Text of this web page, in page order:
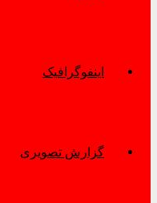
اینفوگرافیک
گزارش تصویری